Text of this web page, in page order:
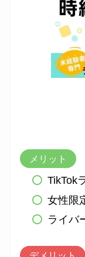
メリット
TikTok
女性限
ライバ